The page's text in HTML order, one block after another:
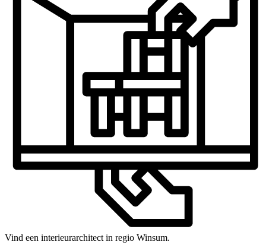
Vind een interieurarchitect in regio Winsum.